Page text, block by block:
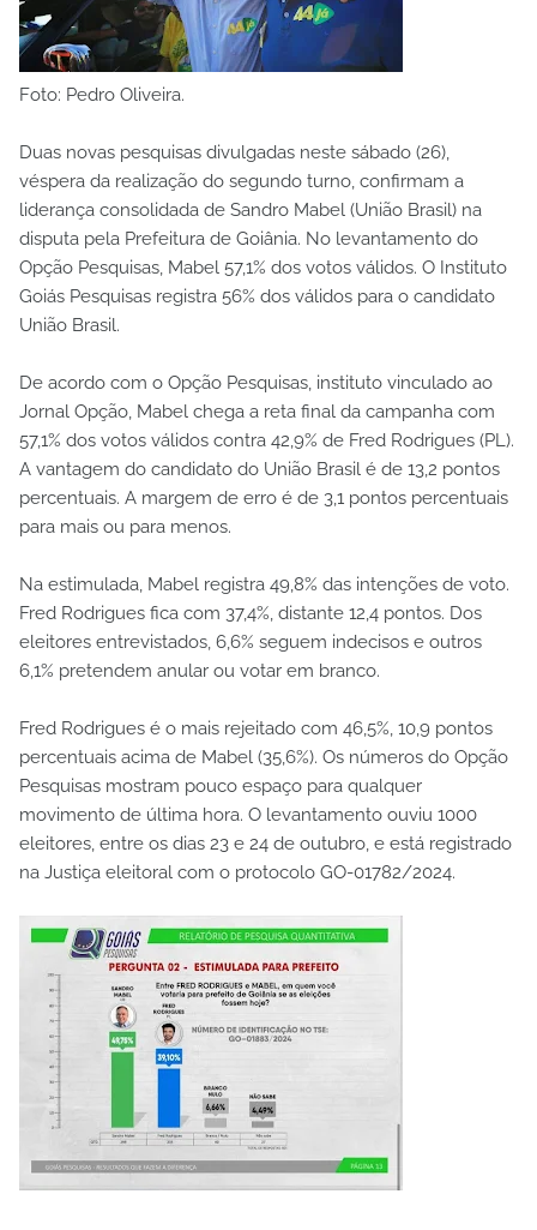
Foto: Pedro Oliveira.
Duas novas pesquisas divulgadas neste sábado (26),
véspera da realização do segundo turno, confirmam a
liderança consolidada de Sandro Mabel (União Brasil) na
disputa pela Prefeitura de Goiânia. No levantamento do
Opção Pesquisas, Mabel 57,1% dos votos válidos. O Instituto
Goiás Pesquisas registra 56% dos válidos para o candidato
União Brasil.
De acordo com o Opção Pesquisas, instituto vinculado ao
Jornal Opção, Mabel chega a reta final da campanha com
57,1% dos votos válidos contra 42,9% de Fred Rodrigues (PL).
A vantagem do candidato do União Brasil é de 13,2 pontos
percentuais. A margem de erro é de 3,1 pontos percentuais
para mais ou para menos.
Na estimulada, Mabel registra 49,8% das intenções de voto.
Fred Rodrigues fica com 37,4%, distante 12,4 pontos. Dos
eleitores entrevistados, 6,6% seguem indecisos e outros
6,1% pretendem anular ou votar em branco.
Fred Rodrigues é o mais rejeitado com 46,5%, 10,9 pontos
percentuais acima de Mabel (35,6%). Os números do Opção
Pesquisas mostram pouco espaço para qualquer
movimento de última hora. O levantamento ouviu 1000
eleitores, entre os dias 23 e 24 de outubro, e está registrado
na Justiça eleitoral com o protocolo GO-01782/2024.